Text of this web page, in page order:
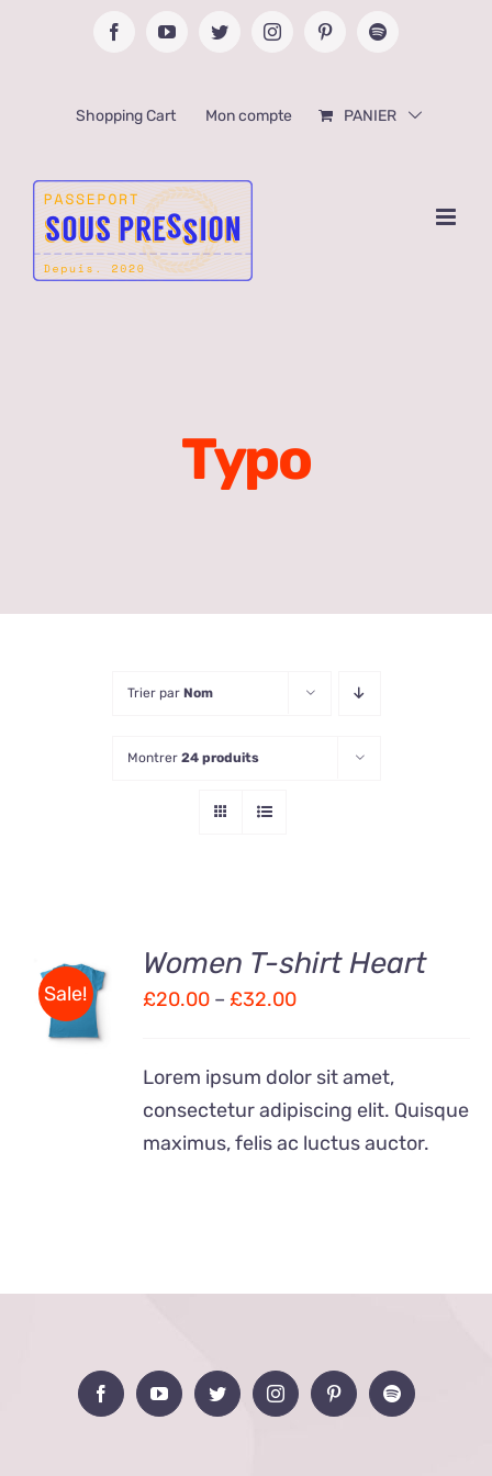
FacebookYouTubeTwitterInstagramPinterestSpotify
Shopping Cart Mon compte PANIER
Typo
Trier par Nom
Montrer 24 produits
Sale!
DÉTAILS
Women T-shirt Heart
£20.00 – £32.00
Lorem ipsum dolor sit amet,
consectetur adipiscing elit. Quisque
maximus, felis ac luctus auctor.